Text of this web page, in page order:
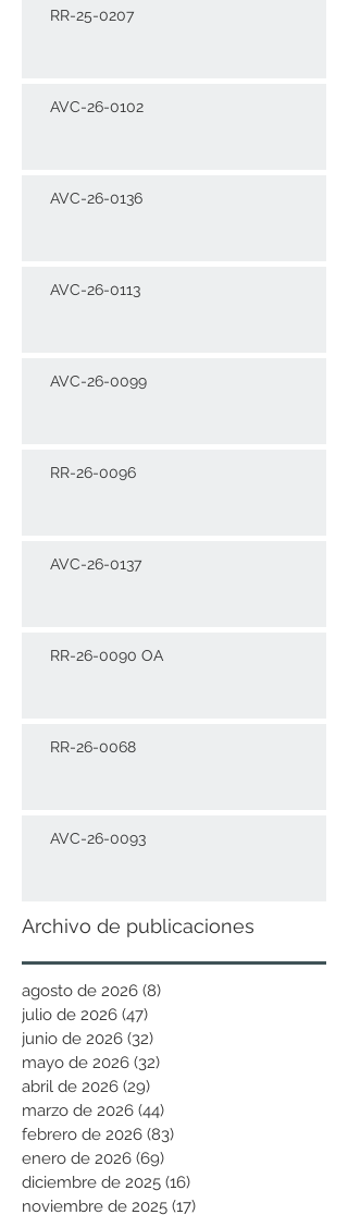
RR-25-0207
AVC-26-0102
AVC-26-0136
AVC-26-0113
AVC-26-0099
RR-26-0096
AVC-26-0137
RR-26-0090 OA
RR-26-0068
AVC-26-0093
Archivo de publicaciones
agosto de 2026 (8)
julio de 2026 (47)
junio de 2026 (32)
mayo de 2026 (32)
abril de 2026 (29)
marzo de 2026 (44)
febrero de 2026 (83)
enero de 2026 (69)
diciembre de 2025 (16)
noviembre de 2025 (17)